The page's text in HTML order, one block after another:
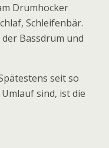
Drumhocker
Schleifenbär.
Bassdrum und
seit so
sind, ist die